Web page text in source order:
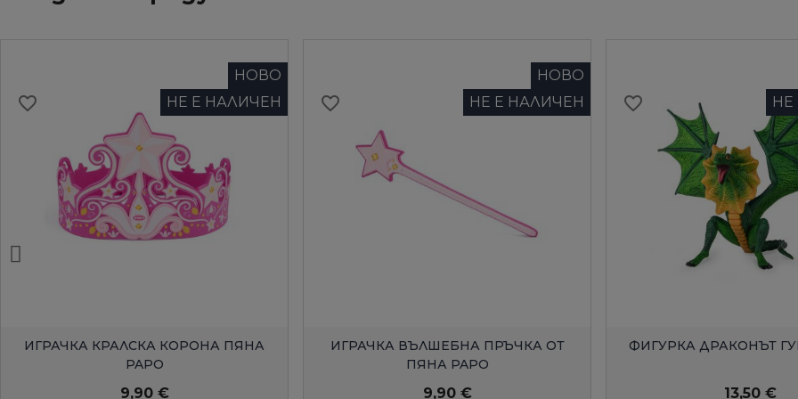
БЪРЗ ПРЕГЛЕД
НОВО
НЕ Е НАЛИЧЕН
ИГРАЧКА КРАЛСКА КОРОНА ПЯНА
PAPO
9,90 €
favorite_border
БЪРЗ ПРЕГЛЕД
НОВО
НЕ Е НАЛИЧЕН
ИГРАЧКА ВЪЛШЕБНА ПРЪЧКА ОТ
ПЯНА PAPO
9,90 €
favorite_border
БЪРЗ
НЕ
ФИГУРКА ДРАКОНЪТ
13,50 €
favorite_border